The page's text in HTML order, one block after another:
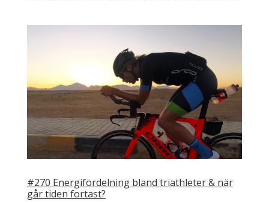
#270 Energifördelning bland triathleter & när
går tiden fortast?